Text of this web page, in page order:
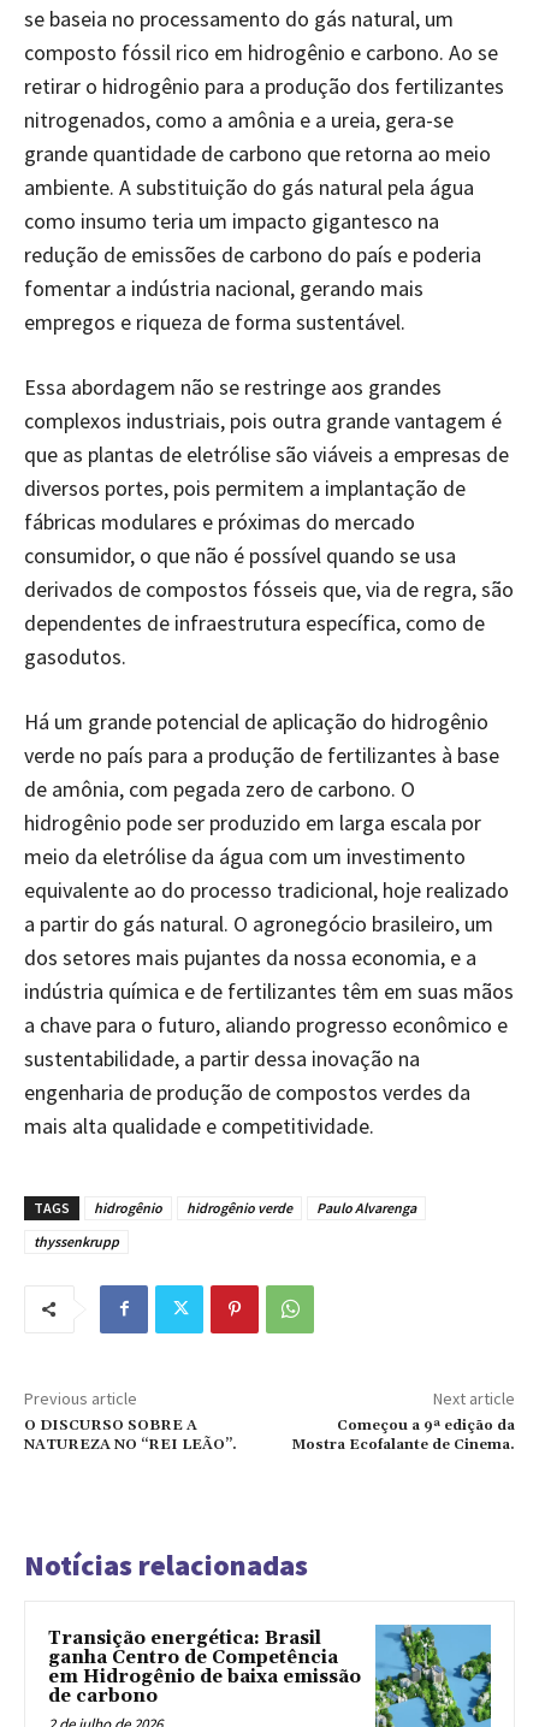
se baseia no processamento do gás natural, um
composto fóssil rico em hidrogênio e carbono. Ao se
retirar o hidrogênio para a produção dos fertilizantes
nitrogenados, como a amônia e a ureia, gera-se
grande quantidade de carbono que retorna ao meio
ambiente. A substituição do gás natural pela água
como insumo teria um impacto gigantesco na
redução de emissões de carbono do país e poderia
fomentar a indústria nacional, gerando mais
empregos e riqueza de forma sustentável.
Essa abordagem não se restringe aos grandes
complexos industriais, pois outra grande vantagem é
que as plantas de eletrólise são viáveis a empresas de
diversos portes, pois permitem a implantação de
fábricas modulares e próximas do mercado
consumidor, o que não é possível quando se usa
derivados de compostos fósseis que, via de regra, são
dependentes de infraestrutura específica, como de
gasodutos.
Há um grande potencial de aplicação do hidrogênio
verde no país para a produção de fertilizantes à base
de amônia, com pegada zero de carbono. O
hidrogênio pode ser produzido em larga escala por
meio da eletrólise da água com um investimento
equivalente ao do processo tradicional, hoje realizado
a partir do gás natural. O agronegócio brasileiro, um
dos setores mais pujantes da nossa economia, e a
indústria química e de fertilizantes têm em suas mãos
a chave para o futuro, aliando progresso econômico e
sustentabilidade, a partir dessa inovação na
engenharia de produção de compostos verdes da
mais alta qualidade e competitividade.
TAGS hidrogênio hidrogênio verde
Paulo Alvarenga
thyssenkrupp
Previous article
O DISCURSO SOBRE A
NATUREZA NO “REI LEÃO”.
Next article
Começou a 9ª edição da
Mostra Ecofalante de Cinema.
Notícias relacionadas
Transição energética: Brasil
ganha Centro de Competência
em Hidrogênio de baixa emissão
de carbono